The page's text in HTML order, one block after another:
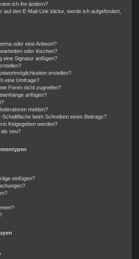
ich ihn ändern?
auf den E-Mail-Link klicke, werde ich aufgefordert,
oder eine Antwort?
oder löschen?
eine Signatur anfügen?
erstellen?
eine Umfrage?
Foren nicht zugreifen?
anfügen?
melden?
Schaltfläche beim Schreiben eines Beitrags?
freigegeben werden?
neu?
einfügen?